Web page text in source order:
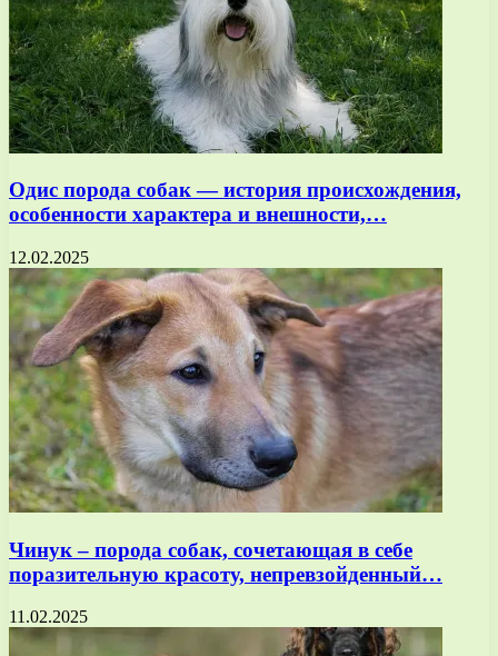
Одис порода собак — история происхождения,
особенности характера и внешности,…
12.02.2025
Чинук – порода собак, сочетающая в себе
поразительную красоту, непревзойденный…
11.02.2025